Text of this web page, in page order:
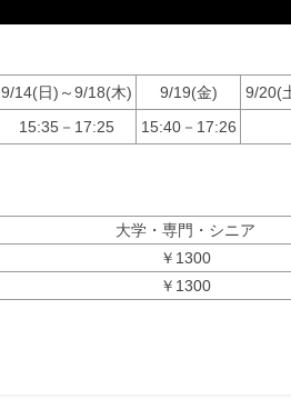
9/14(日)～9/18(木) 9/19(金) 9/20(
15:35－17:25 15:40－17:26
大学・専門・シニア
￥1300
￥1300